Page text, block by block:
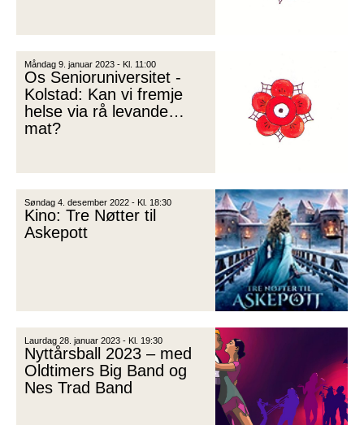
Måndag 9. januar 2023 - Kl. 11:00
Os Senioruniversitet -
Kolstad: Kan vi fremje
helse via rå levande
mat?
Søndag 4. desember 2022 - Kl. 18:30
Kino: Tre Nøtter til
Askepott
Laurdag 28. januar 2023 - Kl. 19:30
Nyttårsball 2023 – med
Oldtimers Big Band og
Nes Trad Band